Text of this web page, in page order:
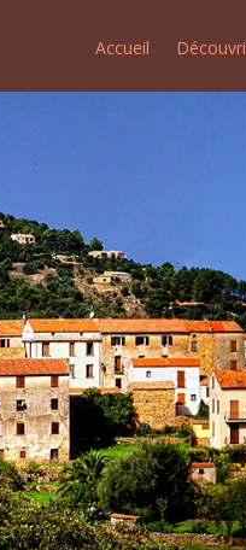
Accueil